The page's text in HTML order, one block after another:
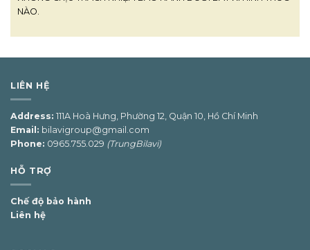
NÀO.
LIÊN HỆ
Address: 111A Hoà Hưng, Phường 12, Quận 10, Hồ Chí Minh
Email: bilavigroup@gmail.com
Phone: 0965.755.029 (TrungBilavi)
HỖ TRỢ
Chế độ bảo hành
Liên hệ